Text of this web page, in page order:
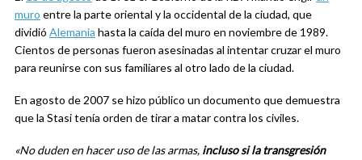
muro entre la parte oriental y la occidental de la ciudad, que
dividió Alemania hasta la caída del muro en noviembre de 1989.
Cientos de personas fueron asesinadas al intentar cruzar el muro
para reunirse con sus familiares al otro lado de la ciudad.
En agosto de 2007 se hizo público un documento que demuestra
que la Stasi tenía orden de tirar a matar contra los civiles.
«No duden en hacer uso de las armas, incluso si la transgresión